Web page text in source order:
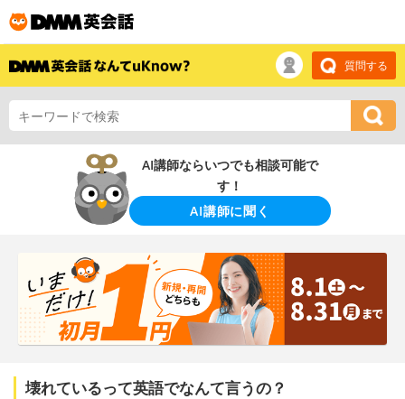
質問する
AI講師ならいつでも相談可能で
す！
AI講師に聞く
壊れているって英語でなんて言うの？